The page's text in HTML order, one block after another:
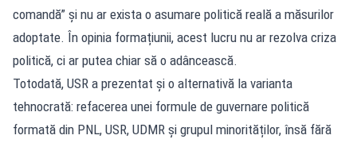
comandă” și nu ar exista o asumare politică reală a măsurilor
adoptate. În opinia formațiunii, acest lucru nu ar rezolva criza
politică, ci ar putea chiar să o adâncească.
Totodată, USR a prezentat și o alternativă la varianta
tehnocrată: refacerea unei formule de guvernare politică
formată din PNL, USR, UDMR și grupul minorităților, însă fără